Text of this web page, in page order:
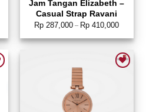
Jam Tangan Elizabeth –
Casual Strap Ravani
Rp 287,000 – Rp 410,000
Add to wishlist